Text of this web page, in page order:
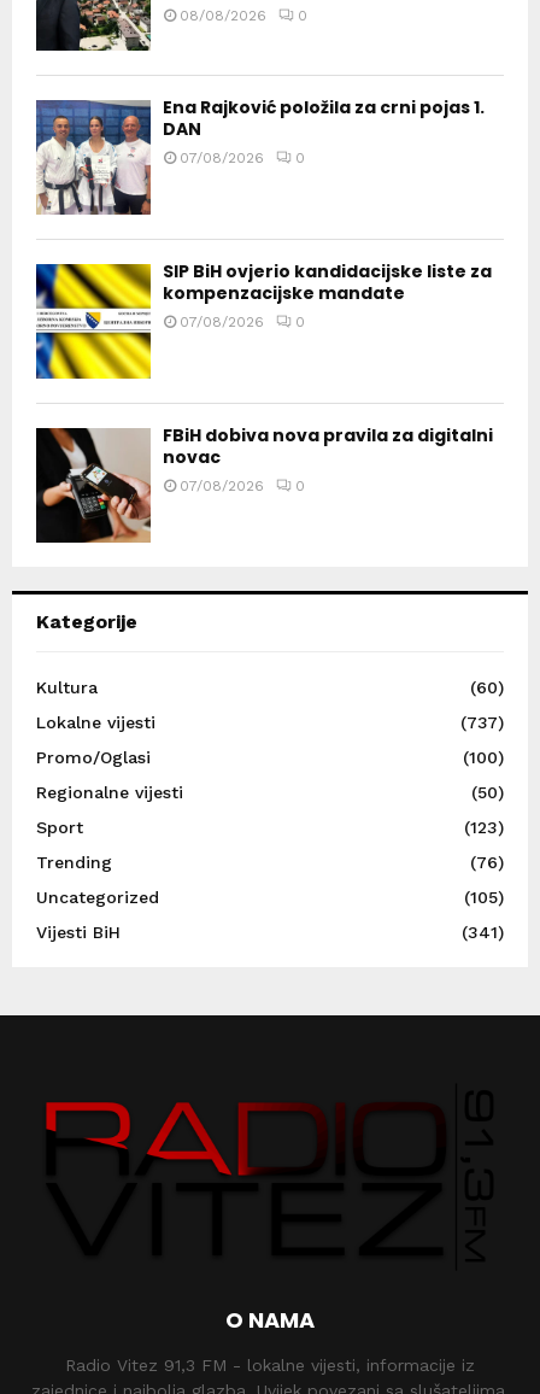
08/08/2026 0
Ena Rajković položila za crni pojas 1.
DAN
07/08/2026 0
SIP BiH ovjerio kandidacijske liste za
kompenzacijske mandate
07/08/2026 0
FBiH dobiva nova pravila za digitalni
novac
07/08/2026 0
Kategorije
Kultura
(60)
Lokalne vijesti
(737)
Promo/Oglasi
(100)
Regionalne vijesti
(50)
Sport
(123)
Trending
(76)
Uncategorized
(105)
Vijesti BiH
(341)
O NAMA
Radio Vitez 91,3 FM - lokalne vijesti, informacije iz